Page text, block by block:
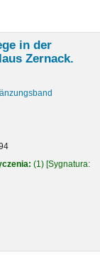
in der
Zernack.
(1) Sygnatura: